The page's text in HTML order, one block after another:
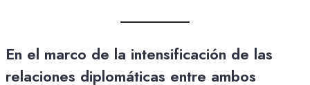
En el marco de la intensificación de las
relaciones diplomáticas entre ambos